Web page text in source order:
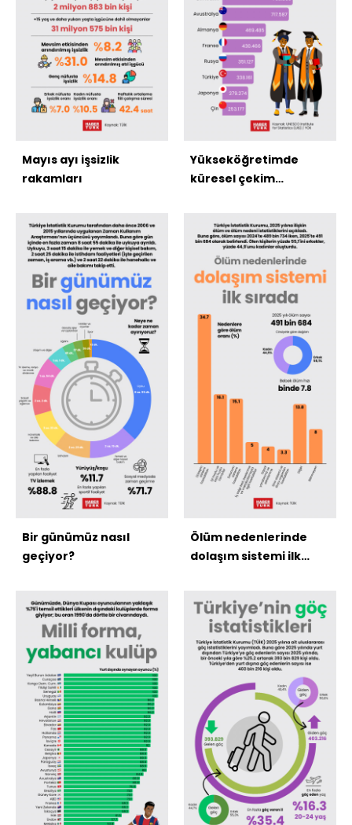
Mayıs ayı işsizlik
rakamları
Yükseköğretimde
küresel çekim
Bir günümüz nasıl
geçiyor?
Ölüm nedenlerinde
dolaşım sistemi ilk